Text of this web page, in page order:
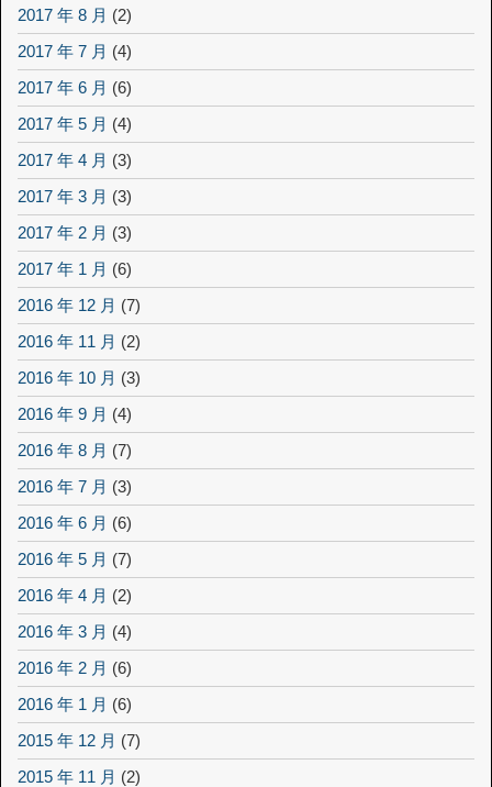
2017 年 8 月 (2)
2017 年 7 月 (4)
2017 年 6 月 (6)
2017 年 5 月 (4)
2017 年 4 月 (3)
2017 年 3 月 (3)
2017 年 2 月 (3)
2017 年 1 月 (6)
2016 年 12 月 (7)
2016 年 11 月 (2)
2016 年 10 月 (3)
2016 年 9 月 (4)
2016 年 8 月 (7)
2016 年 7 月 (3)
2016 年 6 月 (6)
2016 年 5 月 (7)
2016 年 4 月 (2)
2016 年 3 月 (4)
2016 年 2 月 (6)
2016 年 1 月 (6)
2015 年 12 月 (7)
2015 年 11 月 (2)